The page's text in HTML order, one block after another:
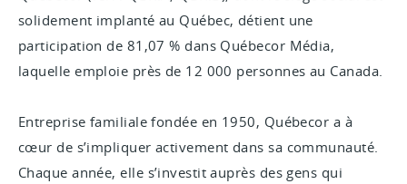
solidement implanté au Québec, détient une
participation de 81,07 % dans Québecor Média,
laquelle emploie près de 12 000 personnes au Canada.
Entreprise familiale fondée en 1950, Québecor a à
cœur de s’impliquer activement dans sa communauté.
Chaque année, elle s’investit auprès des gens qui